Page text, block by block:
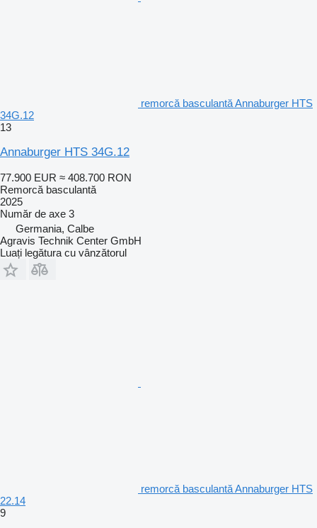
remorcă basculantă Annaburger HTS
34G.12
13
Annaburger HTS 34G.12
77.900 EUR ≈ 408.700 RON
Remorcă basculantă
2025
Număr de axe 3
Germania, Calbe
Agravis Technik Center GmbH
Luați legătura cu vânzătorul
remorcă basculantă Annaburger HTS
22.14
9